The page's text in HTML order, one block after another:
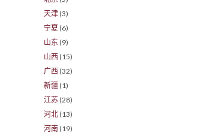
天津 (3)
宁夏 (6)
山东 (9)
山西 (15)
广西 (32)
新疆 (1)
江苏 (28)
河北 (13)
河南 (19)